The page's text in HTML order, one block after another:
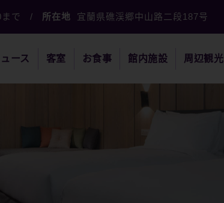
で / 所在地 宜蘭県礁渓郷中山路二段187号
ース 客室 お食事 館内施設 周辺観光